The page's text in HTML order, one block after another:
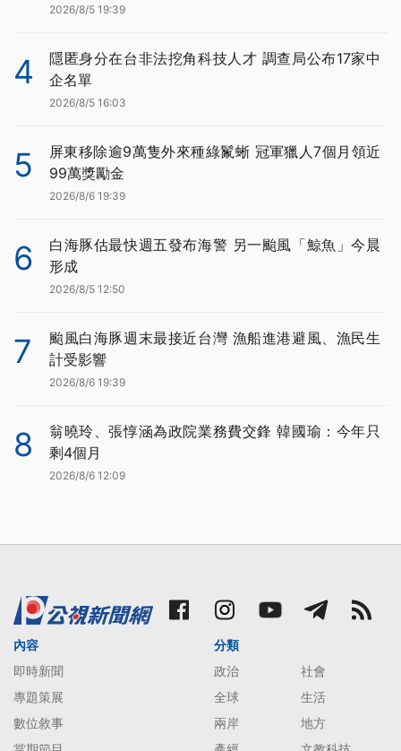
2026/8/5 19:39
4
隱匿身分在台非法挖角科技人才 調查局公布17家中
企名單
2026/8/5 16:03
5
屏東移除逾9萬隻外來種綠鬣蜥 冠軍獵人7個月領近
99萬獎勵金
2026/8/6 19:39
6
白海豚估最快週五發布海警 另一颱風「鯨魚」今晨
形成
2026/8/5 12:50
7
颱風白海豚週末最接近台灣 漁船進港避風、漁民生
計受影響
2026/8/6 19:39
8
翁曉玲、張惇涵為政院業務費交鋒 韓國瑜：今年只
剩4個月
2026/8/6 12:09
內容
即時新聞
專題策展
數位敘事
分類
政治
社會
全球
生活
兩岸
地方